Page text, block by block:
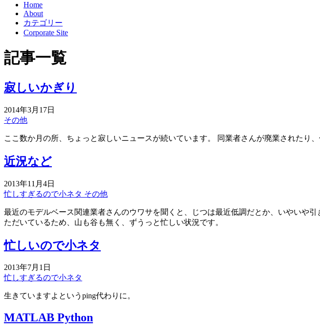
Home
About
カテゴリー
Corporate Site
記事一覧
寂しいかぎり
2014年3月17日
その他
ここ数か月の所、ちょっと寂しいニュースが続いています。 同業者さんが廃業されたり
近況など
2013年11月4日
忙しすぎるので小ネタ その他
最近のモデルベース関連業者さんのウワサを聞くと、じつは最近低調だとか、いやいや
ただいているため、山も谷も無く、ずうっと忙しい状況です。
忙しいので小ネタ
2013年7月1日
忙しすぎるので小ネタ
生きていますよというping代わりに。
MATLAB Python